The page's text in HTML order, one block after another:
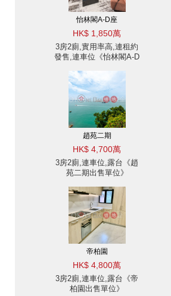
怡林閣A-D座
HK$ 1,850萬
3房2廁,實用率高,連租約
發售,連車位《怡林閣A-D
趙苑二期
HK$ 4,700萬
3房2廁,連車位,露台《趙
苑二期出售單位》
帝柏園
HK$ 4,800萬
3房2廁,連車位,露台《帝
柏園出售單位》